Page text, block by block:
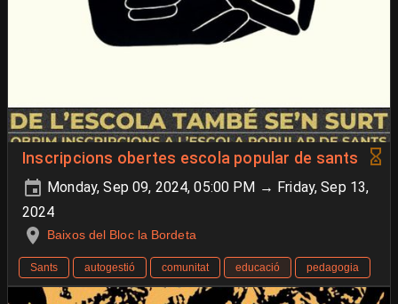
Inscripcions obertes escola popular de sants
Monday, Sep 09, 2024, 05:00 PM → Friday, Sep 13,
2024
Baixos del Bloc la Bordeta
Sants autogestió comunitat educació pedagogia